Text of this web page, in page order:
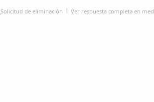
Solicitud de eliminación Ver respuesta completa en